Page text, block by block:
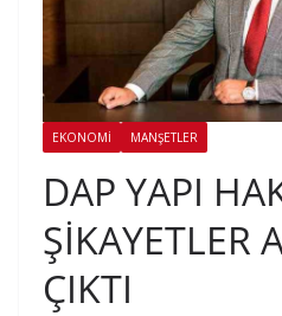
EKONOMI MANŞETLER
DAP YAPI
ŞİKAYETLER
ÇIKTI